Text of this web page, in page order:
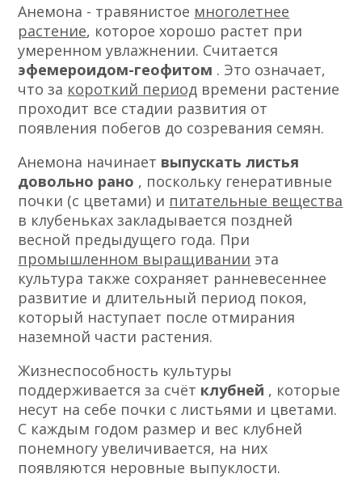
Анемона - травянистое многолетнее
растение, которое хорошо растет при
умеренном увлажнении. Считается
эфемероидом-геофитом . Это означает,
что за короткий период времени растение
проходит все стадии развития от
появления побегов до созревания семян.
Анемона начинает выпускать листья
довольно рано , поскольку генеративные
почки (с цветами) и питательные вещества
в клубеньках закладывается поздней
весной предыдущего года. При
промышленном выращивании эта
культура также сохраняет ранневесеннее
развитие и длительный период покоя,
который наступает после отмирания
наземной части растения.
Жизнеспособность культуры
поддерживается за счёт клубней , которые
несут на себе почки с листьями и цветами.
С каждым годом размер и вес клубней
понемногу увеличивается, на них
появляются неровные выпуклости.